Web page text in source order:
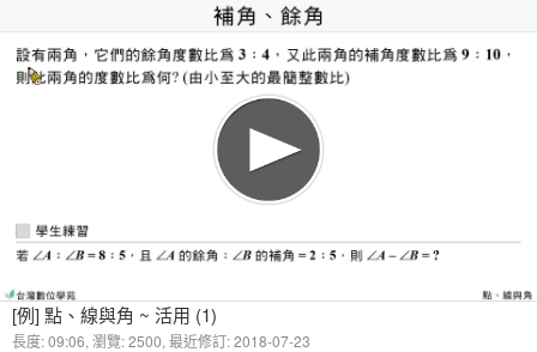
[例] 點、線與角 ~ 活用 (1)
長度: 09:06, 瀏覽: 2500, 最近修訂: 2018-07-23